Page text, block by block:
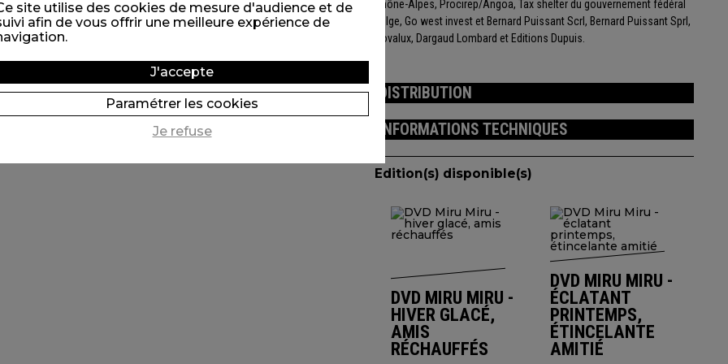
Rhône-Alpes, Procirep/Angoa, Tax shelter du gouvernement fédéral
belge, Go west invest et Bernard Puissant Scrl, Bernard Puissant Sprl,
Covalux, Dargaud Lombard et Editions Dupuis.
DISTRIBUTION
INFORMATIONS TECHNIQUES
Edition(s) disponible(s)
DVD MIRU MIRU -
HIVER GLACÉ,
AMIS
RÉCHAUFFÉS
DVD MIRU MIRU -
ÉCLATANT
PRINTEMPS,
ÉTINCELANTE
AMITIÉ
site utilise des cookies de mesure d'audience et de
afin de vous offrir une meilleure expérience de
J'accepte
Paramétrer les cookies
Je refuse